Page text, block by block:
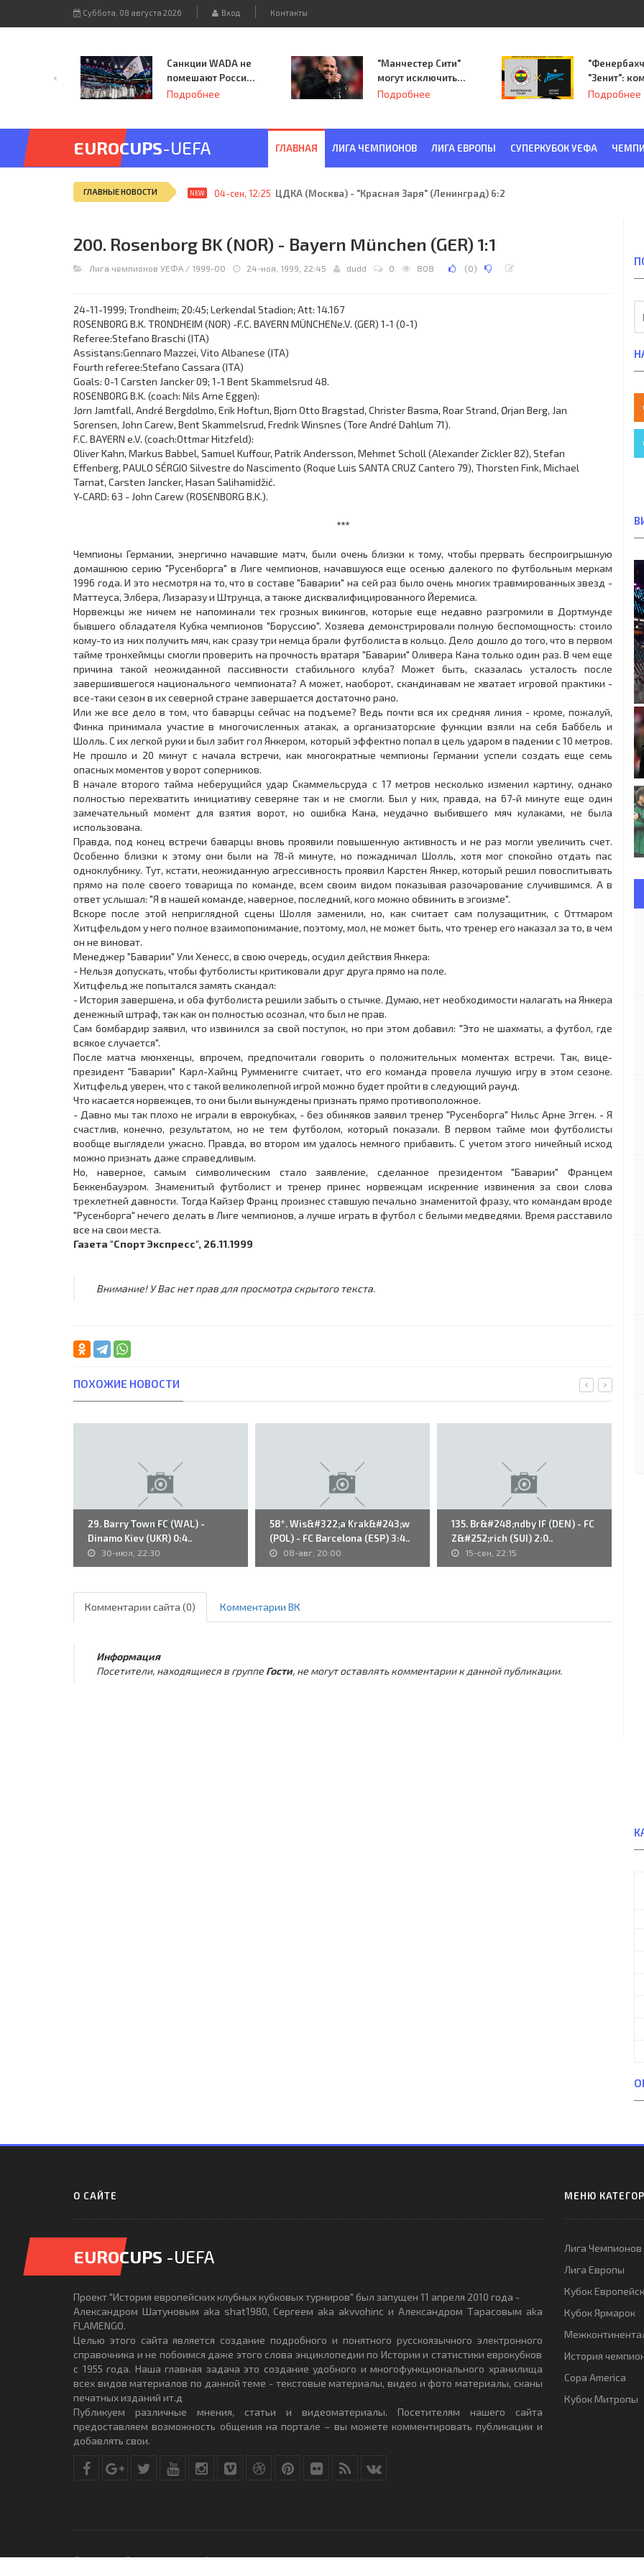
Суббота, 08 августа 2026 Вход Контакты
Санкции WADA не
помешают России
принять
Подробнее
"Манчестер Сити"
могут исключить
из Лиги
Подробнее
"Зенит":
Семака
Подробнее
EUROCUPS-UEFA ГЛАВНАЯ ЛИГА ЧЕМПИОНОВ ЛИГА ЕВРОПЫ СУПЕРКУБОК УЕФА
ГЛАВНЫЕ НОВОСТИ NEW 04-сен, 12:25 ЦДКА (Москва) - "Красная Заря" (Ленинград) 6:2
200. Rosenborg BK (NOR) - Bayern München (GER) 1:1
Лига чемпионов УЕФА / 1999-00 24-ноя, 1999, 22:45 dudd 0 808 (0)
24-11-1999; Trondheim; 20:45; Lerkendal Stadion; Att: 14.167
ROSENBORG B.K. TRONDHEIM (NOR) -F.C. BAYERN MÜNCHENe.V. (GER) 1-1 (0-1)
Referee:Stefano Braschi (ITA)
Assistans:Gennaro Mazzei, Vito Albanese (ITA)
Fourth referee:Stefano Cassara (ITA)
Goals: 0-1 Carsten Jancker 09; 1-1 Bent Skammelsrud 48.
ROSENBORG B.K. (coach: Nils Arne Eggen):
Jørn Jamtfall, André Bergdølmo, Erik Hoftun, Bjørn Otto Bragstad, Christer Basma, Roar Strand, Ørjan Berg, Jan
Sørensen, John Carew, Bent Skammelsrud, Fredrik Winsnes (Tore André Dahlum 71).
F.C. BAYERN e.V. (coach:Ottmar Hitzfeld):
Oliver Kahn, Markus Babbel, Samuel Kuffour, Patrik Andersson, Mehmet Scholl (Alexander Zickler 82), Stefan
Effenberg, PAULO SÉRGIO Silvestre do Nascimento (Roque Luis SANTA CRUZ Cantero 79), Thorsten Fink, Michael
Tarnat, Carsten Jancker, Hasan Salihamidžić.
Y-CARD: 63 - John Carew (ROSENBORG B.K.).
***
Чемпионы Германии, энергично начавшие матч, были очень близки к тому, чтобы прервать беспроигрышную
домашнюю серию "Русенборга" в Лиге чемпионов, начавшуюся еще осенью далекого по футбольным меркам
1996 года. И это несмотря на то, что в составе "Баварии" на сей раз было очень многих травмированных звезд -
Маттеуса, Элбера, Лизаразу и Штрунца, а также дисквалифицированного Йеремиса.
Норвежцы же ничем не напоминали тех грозных викингов, которые еще недавно разгромили в Дортмунде
бывшего обладателя Кубка чемпионов "Боруссию". Хозяева демонстрировали полную беспомощность: стоило
кому-то из них получить мяч, как сразу три немца брали футболиста в кольцо. Дело дошло до того, что в первом
тайме тронхеймцы смогли проверить на прочность вратаря "Баварии" Оливера Кана только один раз. В чем еще
причина такой неожиданной пассивности стабильного клуба? Может быть, сказалась усталость после
завершившегося национального чемпионата? А может, наоборот, скандинавам не хватает игровой практики -
все-таки сезон в их северной стране завершается достаточно рано.
Или же все дело в том, что баварцы сейчас на подъеме? Ведь почти вся их средняя линия - кроме, пожалуй,
Финка принимала участие в многочисленных атаках, а организаторские функции взяли на себя Баббель и
Шолль. С их легкой руки и был забит гол Янкером, который эффектно попал в цель ударом в падении с 10 метров.
Не прошло и 20 минут с начала встречи, как многократные чемпионы Германии успели создать еще семь
опасных моментов у ворот соперников.
В начале второго тайма неберущийся удар Скаммельсруда с 17 метров несколько изменил картину, однако
полностью перехватить инициативу северяне так и не смогли. Был у них, правда, на 67-й минуте еще один
замечательный момент для взятия ворот, но ошибка Кана, неудачно выбившего мяч кулаками, не была
использована.
Правда, под конец встречи баварцы вновь проявили повышенную активность и не раз могли увеличить счет.
Особенно близки к этому они были на 78-й минуте, но пожадничал Шолль, хотя мог спокойно отдать пас
одноклубнику. Тут, кстати, неожиданную агрессивность проявил Карстен Янкер, который решил повоспитывать
прямо на поле своего товарища по команде, всем своим видом показывая разочарование случившимся. А в
ответ услышал: "Я в нашей команде, наверное, последний, кого можно обвинить в эгоизме".
Вскоре после этой неприглядной сцены Шолля заменили, но, как считает сам полузащитник, с Оттмаром
Хитцфельдом у него полное взаимопонимание, поэтому, мол, не может быть, что тренер его наказал за то, в чем
он не виноват.
Менеджер "Баварии" Ули Хенесс, в свою очередь, осудил действия Янкера:
- Нельзя допускать, чтобы футболисты критиковали друг друга прямо на поле.
Хитцфельд же попытался замять скандал:
- История завершена, и оба футболиста решили забыть о стычке. Думаю, нет необходимости налагать на Янкера
денежный штраф, так как он полностью осознал, что был не прав.
Сам бомбардир заявил, что извинился за свой поступок, но при этом добавил: "Это не шахматы, а футбол, где
всякое случается".
После матча мюнхенцы, впрочем, предпочитали говорить о положительных моментах встречи. Так, вице-
президент "Баварии" Карл-Хайнц Румменигге считает, что его команда провела лучшую игру в этом сезоне.
Хитцфельд уверен, что с такой великолепной игрой можно будет пройти в следующий раунд.
Что касается норвежцев, то они были вынуждены признать прямо противоположное.
- Давно мы так плохо не играли в еврокубках, - без обиняков заявил тренер "Русенборга" Нильс Арне Эгген. - Я
счастлив, конечно, результатом, но не тем футболом, который показали. В первом тайме мои футболисты
вообще выглядели ужасно. Правда, во втором им удалось немного прибавить. С учетом этого ничейный исход
можно признать даже справедливым.
Но, наверное, самым символическим стало заявление, сделанное президентом "Баварии" Францем
Беккенбауэром. Знаменитый футболист и тренер принес норвежцам искренние извинения за свои слова
трехлетней давности. Тогда Кайзер Франц произнес ставшую печально знаменитой фразу, что командам вроде
"Русенборга" нечего делать в Лиге чемпионов, а лучше играть в футбол с белыми медведями. Время расставило
все на свои места.
Газета "Спорт Экспресс", 26.11.1999
Внимание! У Вас нет прав для просмотра скрытого текста.
ПОХОЖИЕ НОВОСТИ
29. Barry Town FC (WAL) -
Dinamo Kiev (UKR) 0:4..
30-июл, 22:30
58*. Wis&#322;a Krak&#243;w
(POL) - FC Barcelona (ESP) 3:4..
08-авг, 20:00
135. Br&#248;ndby IF (DEN) - FC
Z&#252;rich (SUI) 2:0..
15-сен, 22:15
Комментарии сайта (0) Комментарии ВК
Информация
Посетители, находящиеся в группе Гости, не могут оставлять комментарии к данной публикации.
О САЙТЕ
EUROCUPS -UEFA
Проект "История европейских клубных кубковых турниров" был запущен 11 апреля 2010 года -
Александром Шатуновым aka shat1980, Сергеем aka akvvohinc и Александром Тарасовым aka
FLAMENGO.
Целью этого сайта является создание подробного и понятного русскоязычного электронного
справочника и не побоимся даже этого слова энциклопедии по Истории и статистики еврокубков
с 1955 года. Наша главная задача это создание удобного и многофункционального хранилища
всех видов материалов по данной теме - текстовые материалы, видео и фото материалы, сканы
печатных изданий ит.д
Публикуем различные мнения, статьи и видеоматериалы. Посетителям нашего сайта
предоставляем возможность общения на портале – вы можете комментировать публикации и
добавлять свои.
МЕНЮ
Лига Чемпионов
Лига Европы
Кубок
Кубок Ярмарок
История
Copa America
Кубок Митропы
© Copyright © 2010-2017. Разработано студиейDLE-THEME.RU- All Rights Reserved.